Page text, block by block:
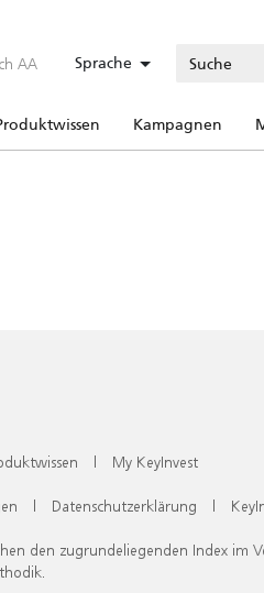
AA Sprache
Kampagnen
| My KeyInvest
| Datenschutzerklärung |
den zugrundeliegenden Index im